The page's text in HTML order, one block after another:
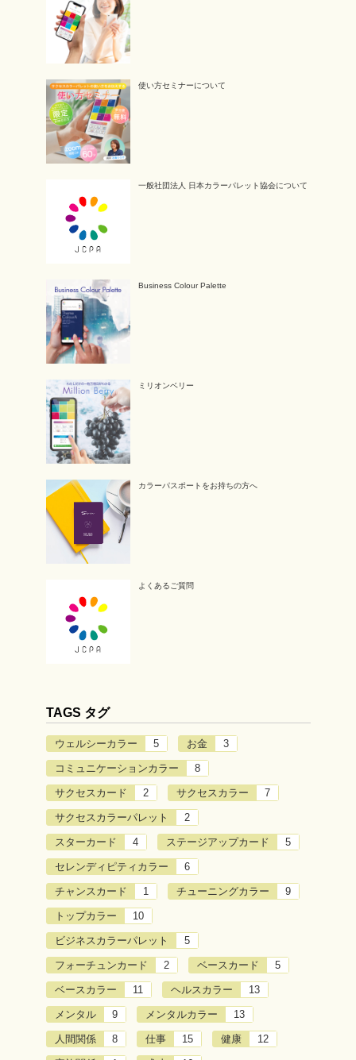
使い方セミナーについて
一般社団法人 日本カラーパレット協会について
Business Colour Palette
ミリオンベリー
カラーパスポートをお持ちの方へ
よくあるご質問
TAGS タグ
ウェルシーカラー 5 お金 3
コミュニケーションカラー 8
サクセスカード 2 サクセスカラー 7
サクセスカラーパレット 2
スターカード 4 ステージアップカード 5
セレンディピティカラー 6
チャンスカード 1 チューニングカラー 9
トップカラー 10
ビジネスカラーパレット 5
フォーチュンカード 2 ベースカード 5
ベースカラー 11 ヘルスカラー 13
メンタル 9 メンタルカラー 13
人間関係 8 仕事 15 健康 12